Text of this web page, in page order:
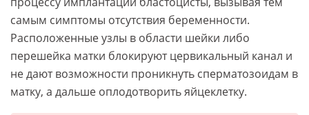
самым симптомы отсутствия беременности.
Расположенные узлы в области шейки либо
перешейка матки блокируют цервикальный канал и
не дают возможности проникнуть сперматозоидам в
матку, а дальше оплодотворить яйцеклетку.